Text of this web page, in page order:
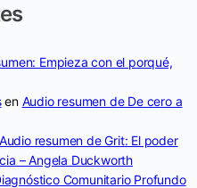
Empieza con el porqué,
en Audio resumen de De cero a
Audio resumen de Grit: El poder
– Angela Duckworth
Comunitario Profundo